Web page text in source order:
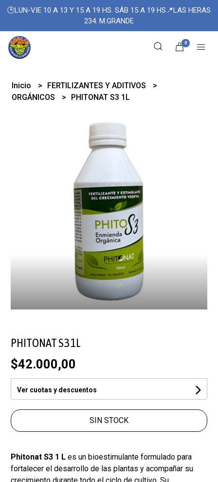
🕑LUN-VIE 10 A 13 Y 15 A 19 HS. SÁB 15 A 19 HS📍LAS HERAS
234. M.GRANDE
0
Inicio
FERTILIZANTES Y ADITIVOS
ORGÁNICOS
PHITONAT S3 1L
PHITONAT S3 1L
$42.000,00
Ver cuotas y descuentos
SIN STOCK
Phitonat S3 1 L es un bioestimulante formulado para
fortalecer el desarrollo de las plantas y acompañar su